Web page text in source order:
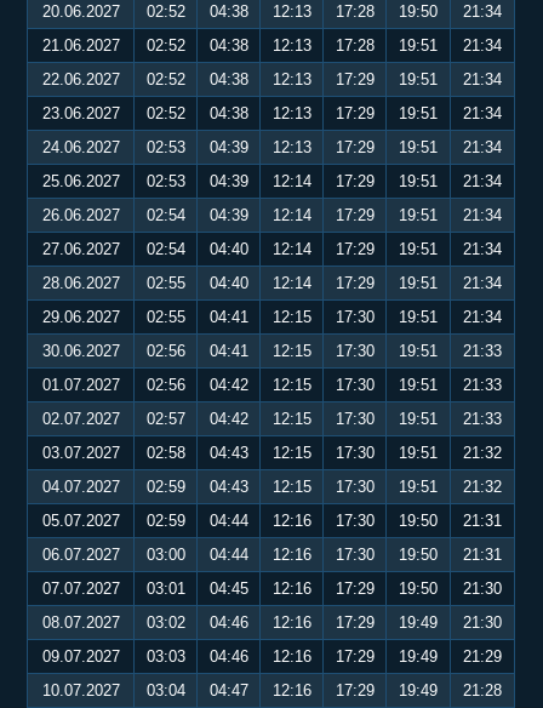
20.06.2027
02:52 04:38 12:13 17:28 19:50
21:34
21.06.2027
02:52 04:38 12:13 17:28 19:51
21:34
22.06.2027
02:52 04:38 12:13 17:29 19:51
21:34
23.06.2027
02:52 04:38 12:13 17:29 19:51
21:34
24.06.2027
02:53 04:39 12:13 17:29 19:51
21:34
25.06.2027
02:53 04:39 12:14 17:29 19:51
21:34
26.06.2027
02:54 04:39 12:14 17:29 19:51
21:34
27.06.2027
02:54 04:40 12:14 17:29 19:51
21:34
28.06.2027
02:55 04:40 12:14 17:29 19:51
21:34
29.06.2027
02:55 04:41 12:15 17:30 19:51
21:34
30.06.2027
02:56 04:41 12:15 17:30 19:51
21:33
01.07.2027
02:56 04:42 12:15 17:30 19:51
21:33
02.07.2027
02:57 04:42 12:15 17:30 19:51
21:33
03.07.2027
02:58 04:43 12:15 17:30 19:51
21:32
04.07.2027
02:59 04:43 12:15 17:30 19:51
21:32
05.07.2027
02:59 04:44 12:16 17:30 19:50
21:31
06.07.2027
03:00 04:44 12:16 17:30 19:50
21:31
07.07.2027
03:01 04:45 12:16 17:29 19:50
21:30
08.07.2027
03:02 04:46 12:16 17:29 19:49
21:30
09.07.2027
03:03 04:46 12:16 17:29 19:49
21:29
10.07.2027
03:04 04:47 12:16 17:29 19:49
21:28